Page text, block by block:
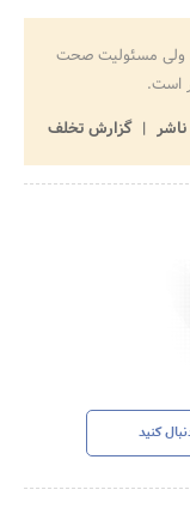
ولی مسئولیت صحت
است.
ناشر
گزارش تخلف
کنید